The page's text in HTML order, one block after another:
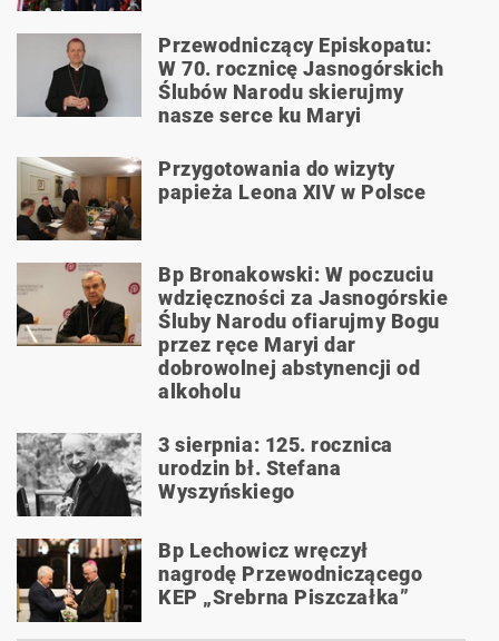
Przewodniczący Episkopatu:
W 70. rocznicę Jasnogórskich
Ślubów Narodu skierujmy
nasze serce ku Maryi
Przygotowania do wizyty
papieża Leona XIV w Polsce
Bp Bronakowski: W poczuciu
wdzięczności za Jasnogórskie
Śluby Narodu ofiarujmy Bogu
przez ręce Maryi dar
dobrowolnej abstynencji od
alkoholu
3 sierpnia: 125. rocznica
urodzin bł. Stefana
Wyszyńskiego
Bp Lechowicz wręczył
nagrodę Przewodniczącego
KEP „Srebrna Piszczałka”